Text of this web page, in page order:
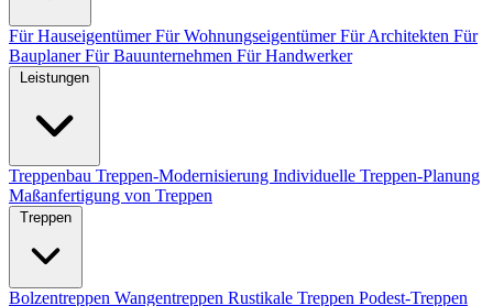
Für HauseigentümerFür WohnungseigentümerFür Architekten Für
BauplanerFür Bauunternehmen Für Handwerker
Leistungen
Treppenbau Treppen-Modernisierung Individuelle Treppen-Planung
Maßanfertigung von Treppen
Treppen
Bolzentreppen Wangentreppen Rustikale Treppen Podest-Treppen